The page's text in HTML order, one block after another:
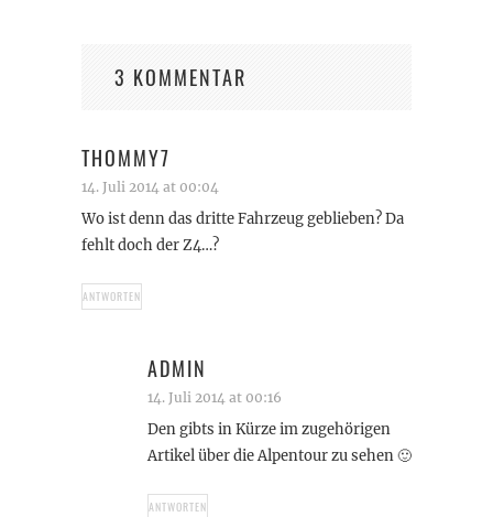
3 KOMMENTAR
THOMMY7
14. Juli 2014 at 00:04
Wo ist denn das dritte Fahrzeug geblieben? Da
fehlt doch der Z4…?
ANTWORTEN
ADMIN
14. Juli 2014 at 00:16
Den gibts in Kürze im zugehörigen
Artikel über die Alpentour zu sehen 🙂
ANTWORTEN